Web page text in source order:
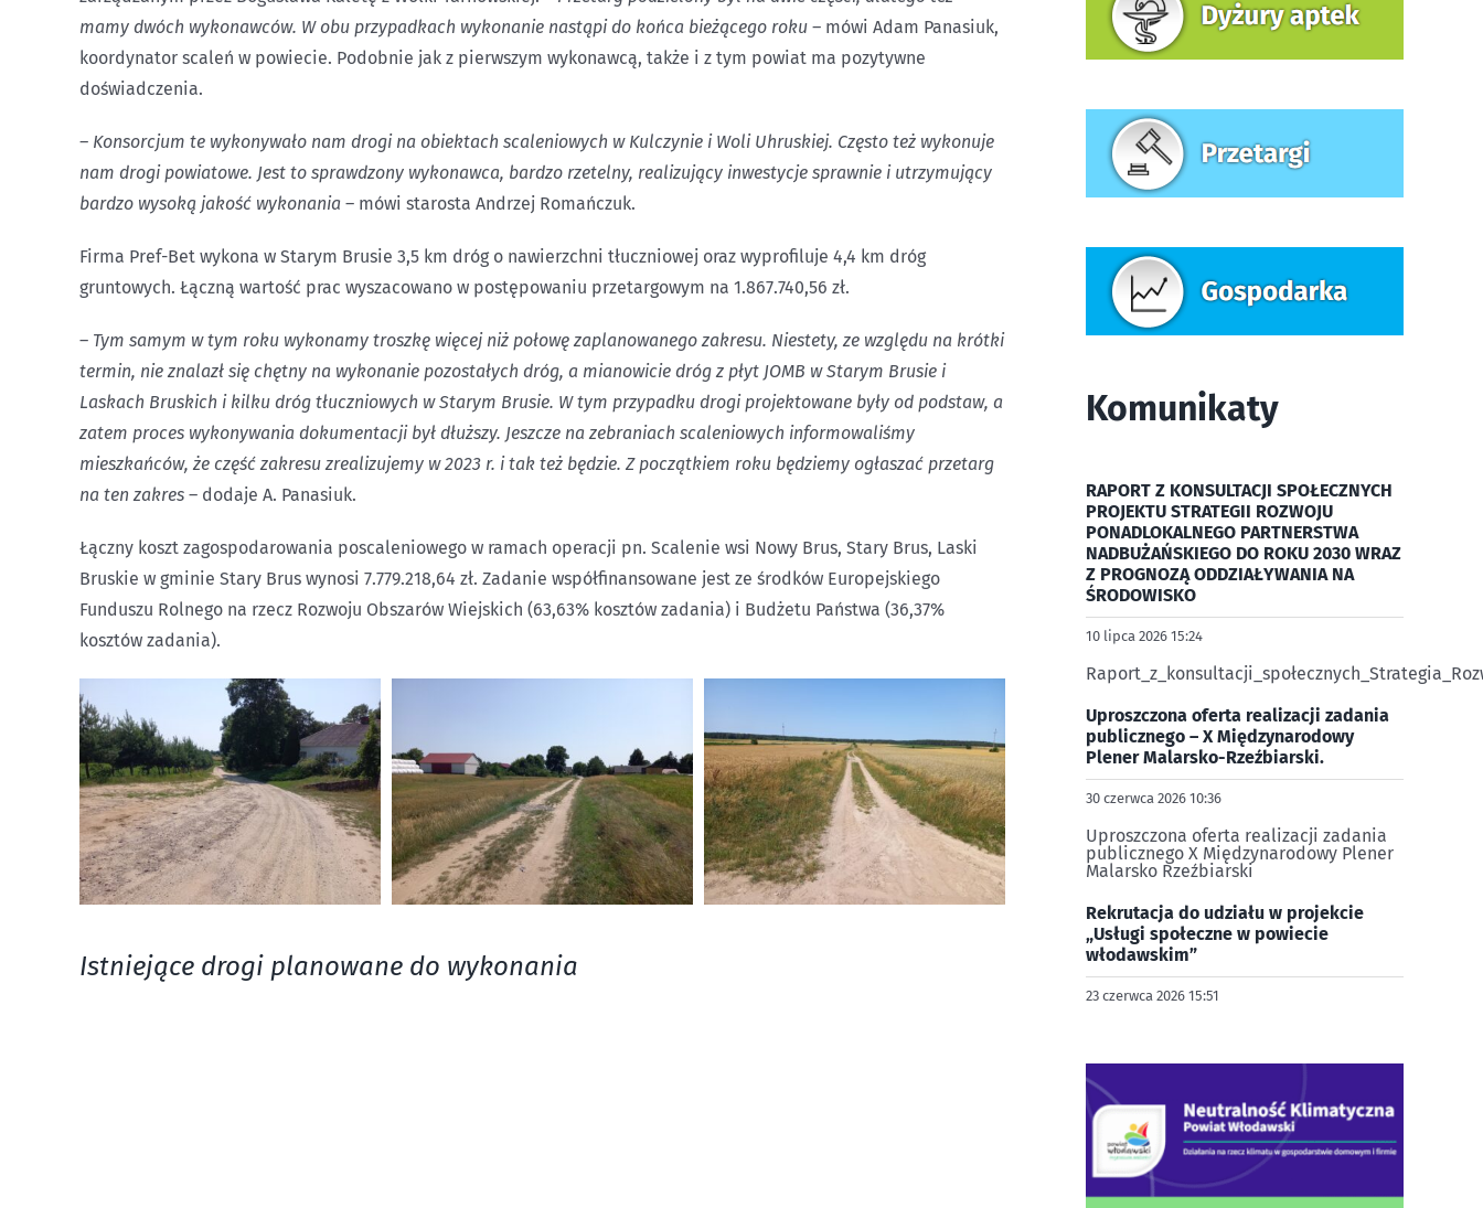
mamy dwóch wykonawców. W obu przypadkach wykonanie nastąpi do końca bieżącego roku –mówi Adam Panasiuk,
koordynator scaleń w powiecie. Podobnie jak z pierwszym wykonawcą, także i z tym powiat ma pozytywne
doświadczenia.
– Konsorcjum te wykonywało nam drogi na obiektach scaleniowych w Kulczynie i Woli Uhruskiej. Często też wykonuje
nam drogi powiatowe. Jest to sprawdzony wykonawca, bardzo rzetelny, realizujący inwestycje sprawnie i utrzymujący
bardzo wysoką jakość wykonania – mówi starosta Andrzej Romańczuk.
Firma Pref-Bet wykona w Starym Brusie 3,5 km dróg o nawierzchni tłuczniowej oraz wyprofiluje 4,4 km dróg
gruntowych. Łączną wartość prac wyszacowano w postępowaniu przetargowym na 1.867.740,56 zł.
– Tym samym w tym roku wykonamy troszkę więcej niż połowę zaplanowanego zakresu. Niestety, ze względu na krótki
termin, nie znalazł się chętny na wykonanie pozostałych dróg, a mianowicie dróg z płyt JOMB w Starym Brusie i
Laskach Bruskich i kilku dróg tłuczniowych w Starym Brusie. W tym przypadku drogi projektowane były od podstaw, a
zatem proces wykonywania dokumentacji był dłuższy. Jeszcze na zebraniach scaleniowych informowaliśmy
mieszkańców, że część zakresu zrealizujemy w 2023 r. i tak też będzie. Z początkiem roku będziemy ogłaszać przetarg
na ten zakres – dodaje A. Panasiuk.
Łączny koszt zagospodarowania poscaleniowego w ramach operacji pn. Scalenie wsi Nowy Brus, Stary Brus, Laski
Bruskie w gminie Stary Brus wynosi 7.779.218,64 zł. Zadanie współfinansowane jest ze środków Europejskiego
Funduszu Rolnego na rzecz Rozwoju Obszarów Wiejskich (63,63% kosztów zadania) i Budżetu Państwa (36,37%
kosztów zadania).
Istniejące drogi planowane do wykonania
Komunikaty
RAPORT Z KONSULTACJI SPOŁECZNYCH
PROJEKTU STRATEGII ROZWOJU
PONADLOKALNEGO PARTNERSTWA
NADBUŻAŃSKIEGO DO ROKU 2030 WRAZ
Z PROGNOZĄ ODDZIAŁYWANIA NA
ŚRODOWISKO
10 lipca 2026 15:24
Uproszczona oferta realizacji zadania
publicznego – X Międzynarodowy
Plener Malarsko-Rzeźbiarski.
30 czerwca 2026 10:36
Uproszczona oferta realizacji zadania
publicznego X Międzynarodowy Plener
Malarsko Rzeźbiarski
Rekrutacja do udziału w projekcie
„Usługi społeczne w powiecie
włodawskim”
23 czerwca 2026 15:51